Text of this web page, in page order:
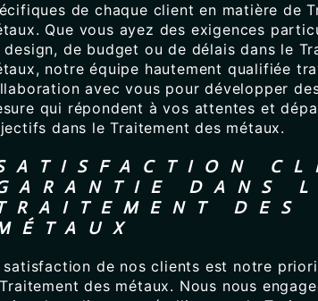
de chaque client en matière de
Que vous ayez des exigences
design, de budget ou de délais dans le
notre équipe hautement qualifiée
avec vous pour développer
qui répondent à vos attentes et
dans le Traitement des métaux.
DANS
DES
satisfaction de nos clients est notre
des métaux. Nous nous